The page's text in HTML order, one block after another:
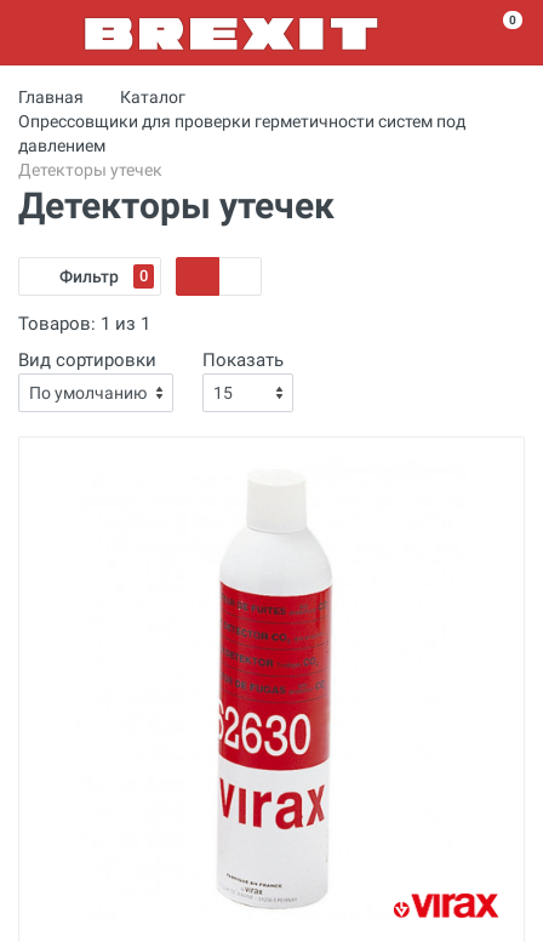
0
Главная
Каталог
Опрессовщики для проверки герметичности систем под
давлением
Детекторы утечек
Детекторы утечек
Фильтр 0
Товаров: 1 из 1
Вид сортировки
Показать